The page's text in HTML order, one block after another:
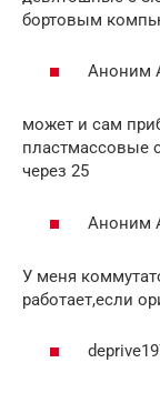
бортовым
Аноним
может и сам
пластмассовые
через 25
Аноним
У меня
работает,если